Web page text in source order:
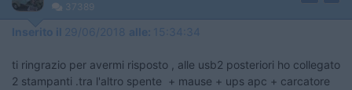
37389
Inserito il 29/06/2018 alle: 15:34:34
ti ringrazio per avermi risposto , alle usb2 posteriori ho collegato
2 stampanti .tra l'altro spente + mause + ups apc + carcatore